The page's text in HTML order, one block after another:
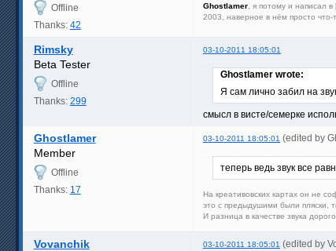
Offline
Thanks: 42
Ghostlamer , я потому и написал
2003, наверное в нём просто что-
Rimsky 03-10-2011 18:05:01
Beta Tester
Offline
Thanks: 299
Ghostlamer wrote:
Я сам лично забил на
смысл в висте/семерке
Ghostlamer 03-10-2011 18:05:01 (edited by
Member
Offline
Thanks: 17
теперь ведь звук все
На креативовских картах он не
это с предыдушими были пляски,
И разница в качестве звука
Vovanchik 03-10-2011 18:05:01 (edited by